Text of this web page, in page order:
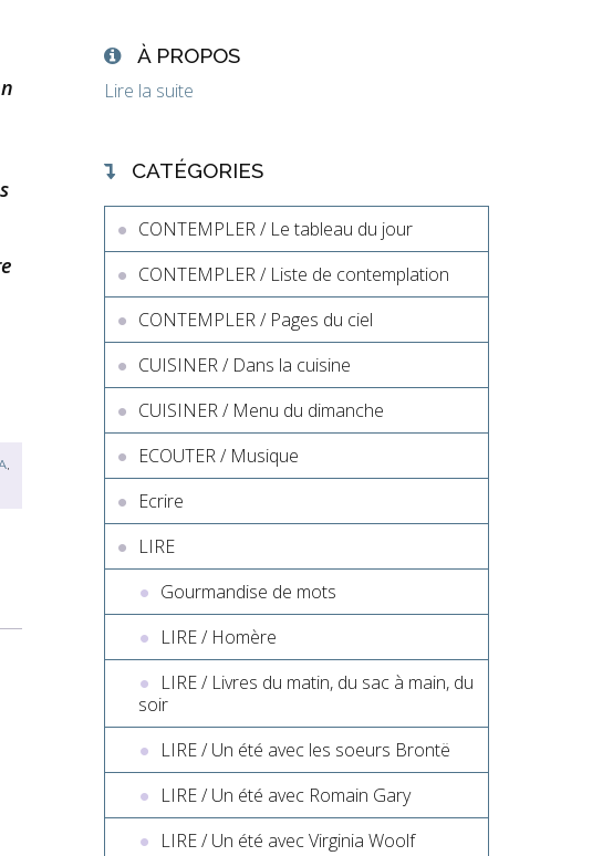
À PROPOS
Lire la suite
CATÉGORIES
CONTEMPLER / Le tableau du jour
CONTEMPLER / Liste de contemplation
CONTEMPLER / Pages du ciel
CUISINER / Dans la cuisine
CUISINER / Menu du dimanche
ECOUTER / Musique
Ecrire
LIRE
Gourmandise de mots
LIRE / Homère
LIRE / Livres du matin, du sac à main, du
soir
LIRE / Un été avec les soeurs Brontë
LIRE / Un été avec Romain Gary
LIRE / Un été avec Virginia Woolf